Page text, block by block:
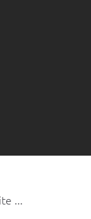
...